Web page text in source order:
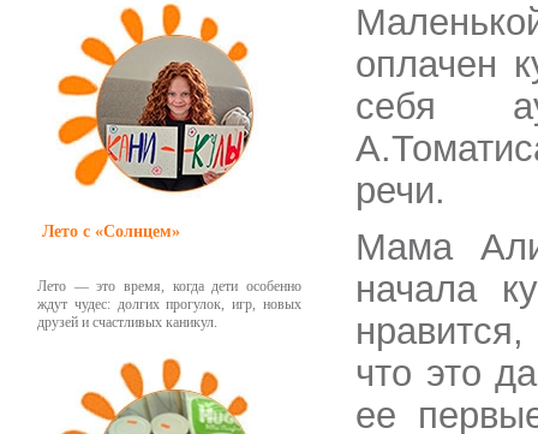
Лето с «Солнцем»
Лето — это время, когда дети особенно
ждут чудес: долгих прогулок, игр, новых
друзей и счастливых каникул.
оплачен
себя
речи.
Мама
начала
что это
ее